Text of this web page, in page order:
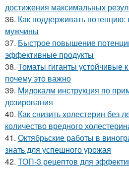
достижения максимальных
36. Как поддерживать
мужчины
37. Быстрое повышение
эффективные продукты
38. Томаты гиганты устойчивые
почему это важно
39. Мидокалм инструкция по
дозирования
40. Как снизить холестерин без
количество вредного
41. Октябрьские работы в
знать для успешного урожая
42. ТОП-3 рецептов для